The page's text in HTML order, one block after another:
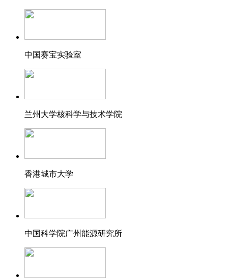
中国赛宝实验室
兰州大学核科学与技术学院
香港城市大学
中国科学院广州能源研究所